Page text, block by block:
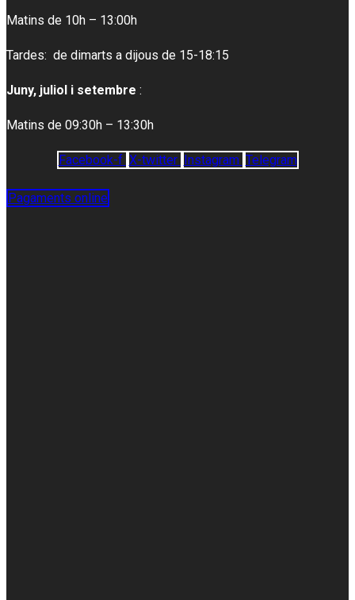
Matins de 10h – 13:00h
Tardes: de dimarts a dijous de 15-18:15
Juny, juliol i setembre :
Matins de 09:30h – 13:30h
Facebook-f X-twitter Instagram Telegram
Pagaments online